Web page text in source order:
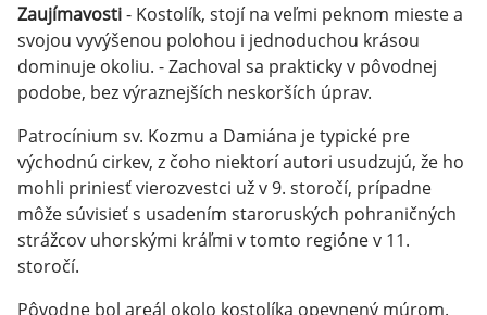
Zaujímavosti- Kostolík, stojí na veľmi peknom mieste a
svojou vyvýšenou polohou i jednoduchou krásou
dominuje okoliu. - Zachoval sa prakticky v pôvodnej
podobe, bez výraznejších neskorších úprav.
Patrocínium sv. Kozmu a Damiána je typické pre
východnú cirkev, z čoho niektorí autori usudzujú, že ho
mohli priniesť vierozvestci už v 9. storočí, prípadne
môže súvisieť s usadením staroruských pohraničných
strážcov uhorskými kráľmi v tomto regióne v 11.
storočí.
Pôvodne bol areál okolo kostolíka opevnený múrom.